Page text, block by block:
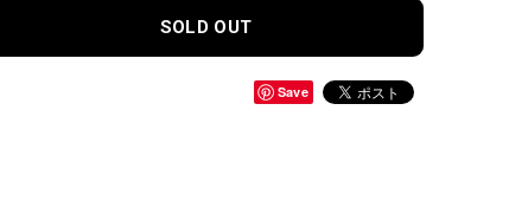
SOLD OUT
Save